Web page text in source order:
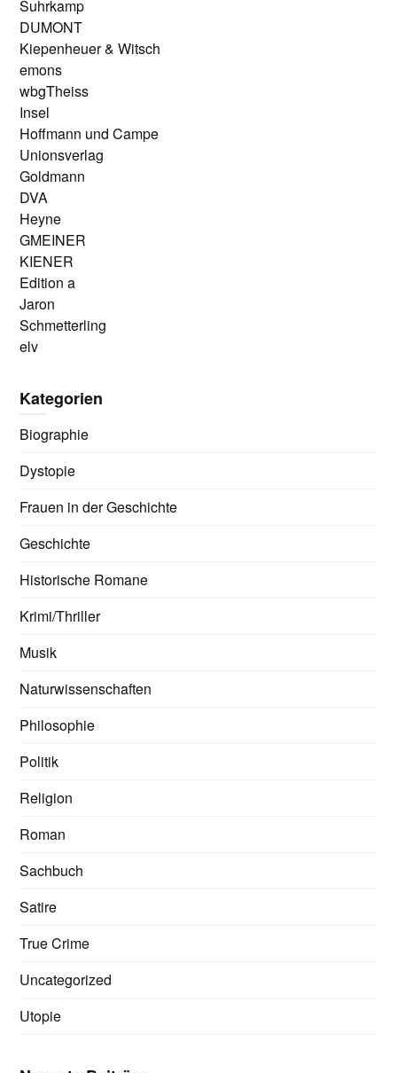
Suhrkamp
DUMONT
Kiepenheuer & Witsch
emons
wbgTheiss
Insel
Hoffmann und Campe
Unionsverlag
Goldmann
DVA
Heyne
GMEINER
KIENER
Edition a
Jaron
Schmetterling
elv
Kategorien
Biographie
Dystopie
Frauen in der Geschichte
Geschichte
Historische Romane
Krimi/Thriller
Musik
Naturwissenschaften
Philosophie
Politik
Religion
Roman
Sachbuch
Satire
True Crime
Uncategorized
Utopie